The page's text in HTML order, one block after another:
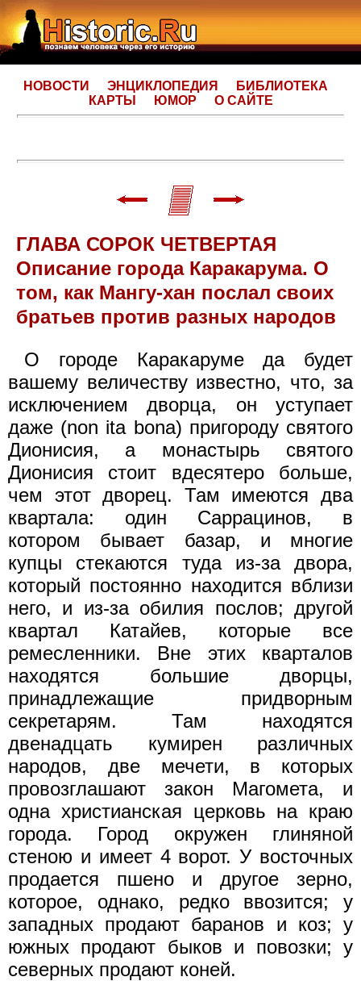
НОВОСТИ ЭНЦИКЛОПЕДИЯ
БИБЛИОТЕКА
КАРТЫ
ЮМОР О САЙТЕ
ГЛАВА СОРОК ЧЕТВЕРТАЯ
Описание города Каракарума. О
том, как Мангу-хан послал своих
братьев против разных народов
О городе Каракаруме да будет
вашему величеству известно, что, за
исключением дворца, он уступает
даже (non ita bona) пригороду святого
Дионисия, а монастырь святого
Дионисия стоит вдесятеро больше,
чем этот дворец. Там имеются два
квартала: один Саррацинов, в
котором бывает базар, и многие
купцы стекаются туда из-за двора,
который постоянно находится вблизи
него, и из-за обилия послов; другой
квартал Катайев, которые все
ремесленники. Вне этих кварталов
находятся большие дворцы,
принадлежащие придворным
секретарям. Там находятся
двенадцать кумирен различных
народов, две мечети, в которых
провозглашают закон Магомета, и
одна христианская церковь на краю
города. Город окружен глиняной
стеною и имеет 4 ворот. У восточных
продается пшено и другое зерно,
которое, однако, редко ввозится; у
западных продают баранов и коз; у
южных продают быков и повозки; у
северных продают коней.